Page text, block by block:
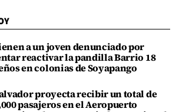
a un joven denunciado por
reactivar la pandilla Barrio 18
en colonias de Soyapango
proyecta recibir un total de
pasajeros en el Aeropuerto